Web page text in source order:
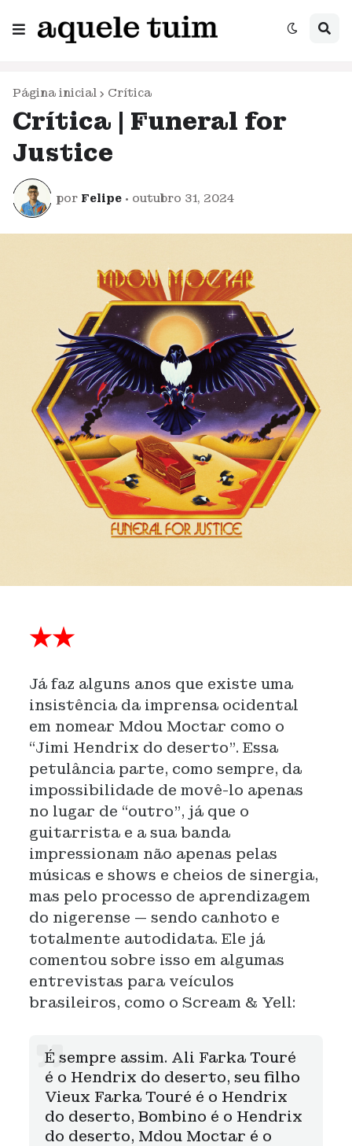
Página inicial Crítica
Crítica | Funeral for
Justice
por Felipe • outubro 31, 2024
★★
Já faz alguns anos que existe uma
insistência da imprensa ocidental
em nomear Mdou Moctar como o
“Jimi Hendrix do deserto”. Essa
petulância parte, como sempre, da
impossibilidade de movê-lo apenas
no lugar de “outro”, já que o
guitarrista e a sua banda
impressionam não apenas pelas
músicas e shows e cheios de sinergia,
mas pelo processo de aprendizagem
do nigerense — sendo canhoto e
totalmente autodidata. Ele já
comentou sobre isso em algumas
entrevistas para veículos
brasileiros, como o Scream & Yell:
É sempre assim. Ali Farka Touré
é o Hendrix do deserto, seu filho
Vieux Farka Touré é o Hendrix
do deserto, Bombino é o Hendrix
do deserto, Mdou Moctar é o